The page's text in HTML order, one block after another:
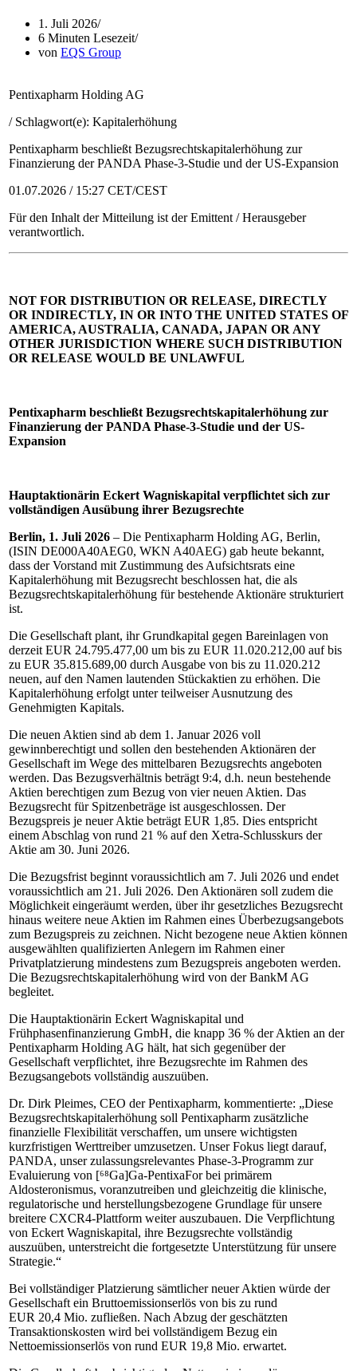
1. Juli 2026
6 Minuten Lesezeit
von EQS Group
Pentixapharm Holding AG
/ Schlagwort(e): Kapitalerhöhung
Pentixapharm beschließt Bezugsrechtskapitalerhöhung zur
Finanzierung der PANDA Phase-3-Studie und der US-Expansion
01.07.2026 / 15:27 CET/CEST
Für den Inhalt der Mitteilung ist der Emittent / Herausgeber
verantwortlich.
NOT FOR DISTRIBUTION OR RELEASE, DIRECTLY
OR INDIRECTLY, IN OR INTO THE UNITED STATES OF
AMERICA, AUSTRALIA, CANADA, JAPAN OR ANY
OTHER JURISDICTION WHERE SUCH DISTRIBUTION
OR RELEASE WOULD BE UNLAWFUL
Pentixapharm beschließt Bezugsrechtskapitalerhöhung zur
Finanzierung der PANDA Phase-3-Studie und der US-
Expansion
Hauptaktionärin Eckert Wagniskapital verpflichtet sich zur
vollständigen Ausübung ihrer Bezugsrechte
Berlin, 1. Juli 2026 – Die Pentixapharm Holding AG, Berlin,
(ISIN DE000A40AEG0, WKN A40AEG) gab heute bekannt,
dass der Vorstand mit Zustimmung des Aufsichtsrats eine
Kapitalerhöhung mit Bezugsrecht beschlossen hat, die als
Bezugsrechtskapitalerhöhung für bestehende Aktionäre strukturiert
ist.
Die Gesellschaft plant, ihr Grundkapital gegen Bareinlagen von
derzeit EUR 24.795.477,00 um bis zu EUR 11.020.212,00 auf bis
zu EUR 35.815.689,00 durch Ausgabe von bis zu 11.020.212
neuen, auf den Namen lautenden Stückaktien zu erhöhen. Die
Kapitalerhöhung erfolgt unter teilweiser Ausnutzung des
Genehmigten Kapitals.
Die neuen Aktien sind ab dem 1. Januar 2026 voll
gewinnberechtigt und sollen den bestehenden Aktionären der
Gesellschaft im Wege des mittelbaren Bezugsrechts angeboten
werden. Das Bezugsverhältnis beträgt 9:4, d.h. neun bestehende
Aktien berechtigen zum Bezug von vier neuen Aktien. Das
Bezugsrecht für Spitzenbeträge ist ausgeschlossen. Der
Bezugspreis je neuer Aktie beträgt EUR 1,85. Dies entspricht
einem Abschlag von rund 21 % auf den Xetra-Schlusskurs der
Aktie am 30. Juni 2026.
Die Bezugsfrist beginnt voraussichtlich am 7. Juli 2026 und endet
voraussichtlich am 21. Juli 2026. Den Aktionären soll zudem die
Möglichkeit eingeräumt werden, über ihr gesetzliches Bezugsrecht
hinaus weitere neue Aktien im Rahmen eines Überbezugsangebots
zum Bezugspreis zu zeichnen. Nicht bezogene neue Aktien können
ausgewählten qualifizierten Anlegern im Rahmen einer
Privatplatzierung mindestens zum Bezugspreis angeboten werden.
Die Bezugsrechtskapitalerhöhung wird von der BankM AG
begleitet.
Die Hauptaktionärin Eckert Wagniskapital und
Frühphasenfinanzierung GmbH, die knapp 36 % der Aktien an der
Pentixapharm Holding AG hält, hat sich gegenüber der
Gesellschaft verpflichtet, ihre Bezugsrechte im Rahmen des
Bezugsangebots vollständig auszuüben.
Dr. Dirk Pleimes, CEO der Pentixapharm, kommentierte: „Diese
Bezugsrechtskapitalerhöhung soll Pentixapharm zusätzliche
finanzielle Flexibilität verschaffen, um unsere wichtigsten
kurzfristigen Werttreiber umzusetzen. Unser Fokus liegt darauf,
PANDA, unser zulassungsrelevantes Phase-3-Programm zur
Evaluierung von [⁶⁸Ga]Ga-PentixaFor bei primärem
Aldosteronismus, voranzutreiben und gleichzeitig die klinische,
regulatorische und herstellungsbezogene Grundlage für unsere
breitere CXCR4-Plattform weiter auszubauen. Die Verpflichtung
von Eckert Wagniskapital, ihre Bezugsrechte vollständig
auszuüben, unterstreicht die fortgesetzte Unterstützung für unsere
Strategie.“
Bei vollständiger Platzierung sämtlicher neuer Aktien würde der
Gesellschaft ein Bruttoemissionserlös von bis zu rund
EUR 20,4 Mio. zufließen. Nach Abzug der geschätzten
Transaktionskosten wird bei vollständigem Bezug ein
Nettoemissionserlös von rund EUR 19,8 Mio. erwartet.